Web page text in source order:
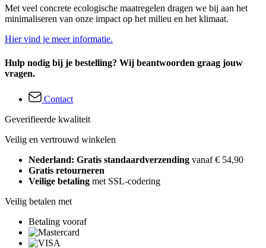
Met veel concrete ecologische maatregelen dragen we bij aan het
minimaliseren van onze impact op het milieu en het klimaat.
Hier vind je meer informatie.
Hulp nodig bij je bestelling? Wij beantwoorden graag jouw
vragen.
Contact
Geverifieerde kwaliteit
Veilig en vertrouwd winkelen
Nederland: Gratis standaardverzending vanaf € 54,90
Gratis retourneren
Veilige betaling met SSL-codering
Veilig betalen met
Betaling vooraf